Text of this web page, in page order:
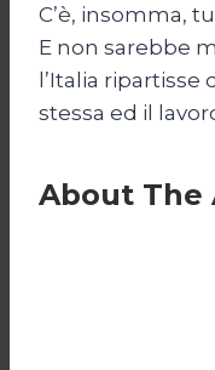
C’è, insomma,
E non sarebbe
l’Italia ripartisse
stessa ed il
About The